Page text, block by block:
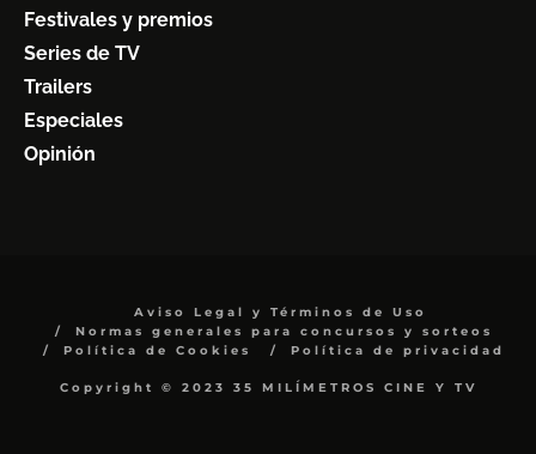
Festivales y premios
Series de TV
Trailers
Especiales
Opinión
Aviso Legal y Términos de Uso
Normas generales para concursos y sorteos
Política de Cookies
Política de privacidad
Copyright © 2023 35 MILÍMETROS CINE Y TV